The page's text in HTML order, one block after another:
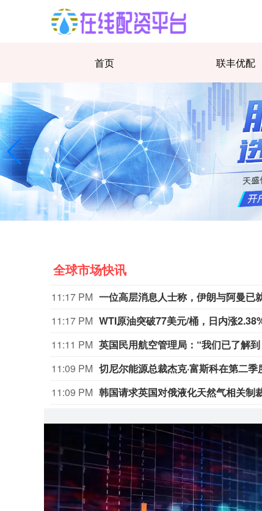
首页 联丰优配
全球市场快讯
11:17 PM
11:17 PM WTI原油突破77美元/桶，日内涨2.38%
11:11 PM 英国民用航空管理局：“我们已了解
11:09 PM
11:09 PM 韩国请求英国对俄液化天然气相关制